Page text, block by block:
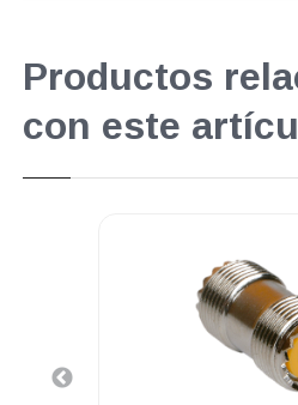
Productos
con este